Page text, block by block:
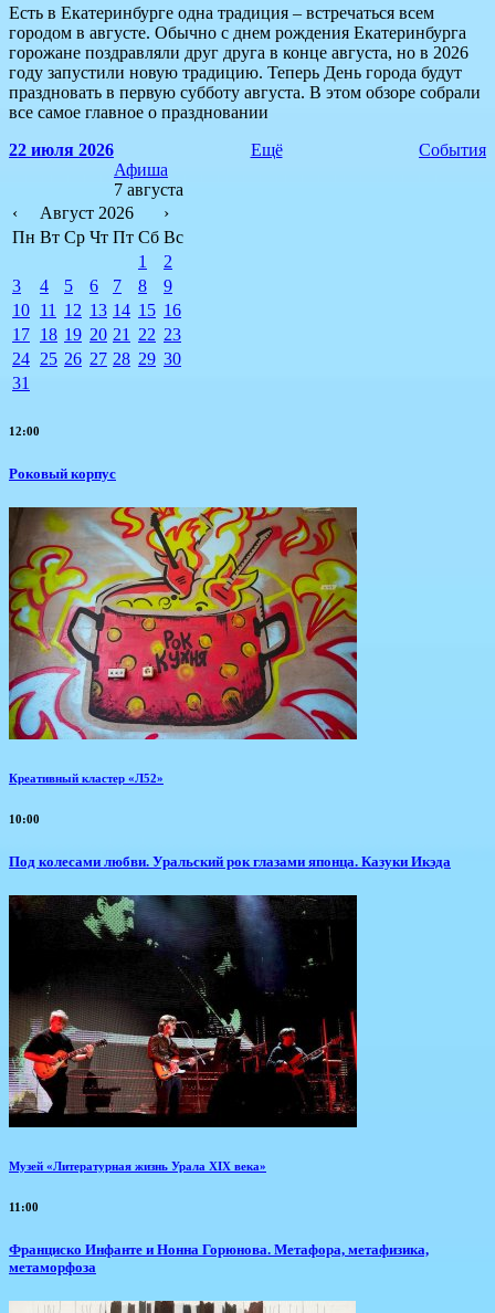
Есть в Екатеринбурге одна традиция – встречаться всем
городом в августе. Обычно с днем рождения Екатеринбурга
горожане поздравляли друг друга в конце августа, но в 2026
году запустили новую традицию. Теперь День города будут
праздновать в первую субботу августа. В этом обзоре собрали
все самое главное о праздновании
22 июля 2026
События
Ещё
Афиша
7 августа
‹
Август 2026
›
Пн Вт Ср Чт Пт Сб Вс
1
2
3
4 5 6 7 8
9
10 11 12 13 14 15 16
17 18 19 20 21 22 23
24 25 26 27 28 29 30
31
12:00
Роковый корпус
Креативный кластер «Л52»
10:00
Под колесами любви. Уральский рок глазами японца. Казуки Икэда
Музей «Литературная жизнь Урала XIX века»
11:00
Франциско Инфанте и Нонна Горюнова. Метафора, метафизика,
метаморфоза